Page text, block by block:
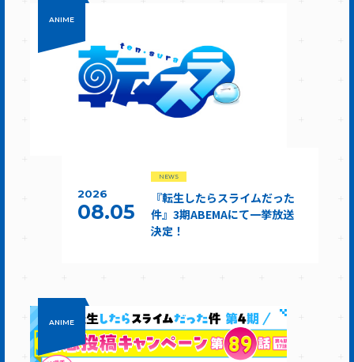
ANIME
2026
08.05
NEWS
『転生したらスライムだった
件』3期ABEMAにて一挙放送
決定！
ANIME